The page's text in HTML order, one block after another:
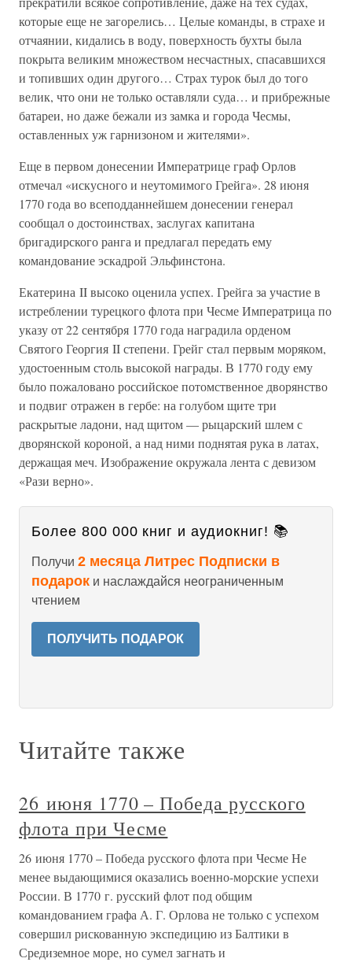
которые еще не загорелись… Целые команды, в страхе и
отчаянии, кидались в воду, поверхность бухты была
покрыта великим множеством несчастных, спасавшихся
и топивших один другого… Страх турок был до того
велик, что они не только оставляли суда… и прибрежные
батареи, но даже бежали из замка и города Чесмы,
оставленных уж гарнизоном и жителями».
Еще в первом донесении Императрице граф Орлов
отмечал «искусного и неутомимого Грейга». 28 июня
1770 года во всеподданнейшем донесении генерал
сообщал о достоинствах, заслугах капитана
бригадирского ранга и предлагал передать ему
командование эскадрой Эльфинстона.
Екатерина II высоко оценила успех. Грейга за участие в
истреблении турецкого флота при Чесме Императрица по
указу от 22 сентября 1770 года наградила орденом
Святого Георгия II степени. Грейг стал первым моряком,
удостоенным столь высокой награды. В 1770 году ему
было пожаловано российское потомственное дворянство
и подвиг отражен в гербе: на голубом щите три
раскрытые ладони, над щитом — рыцарский шлем с
дворянской короной, а над ними поднятая рука в латах,
держащая меч. Изображение окружала лента с девизом
«Рази верно».
Более 800 000 книг и аудиокниг! 📚
Получи 2 месяца Литрес Подписки в
подарок и наслаждайся неограниченным
чтением
ПОЛУЧИТЬ ПОДАРОК
Читайте также
26 июня 1770 – Победа русского
флота при Чесме
26 июня 1770 – Победа русского флота при Чесме Не
менее выдающимися оказались военно-морские успехи
России. В 1770 г. русский флот под общим
командованием графа А. Г. Орлова не только с успехом
совершил рискованную экспедицию из Балтики в
Средиземное море, но сумел загнать и